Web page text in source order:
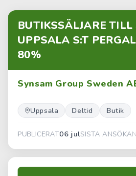
BUTIKSSÄLJARE
UPPSALA S:T
80%
Synsam Group Sweden
Uppsala Deltid Butik
PUBLICERAT06 julSISTA ANSÖKAN